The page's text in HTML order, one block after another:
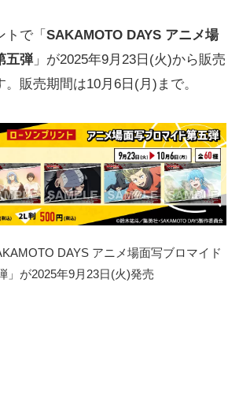
で「 SAKAMOTO DAYS アニメ場
五弾」が2025年9月23日(火)から販売
販売期間は10月6日(月)まで。
DAYS アニメ場面写ブロマイド
」が2025年9月23日(火)発売